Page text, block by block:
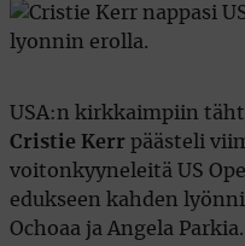
USA:n kirkkaimpiin
Cristie Kerr päästeli
voitonkyyneleitä US
edukseen kahden
Ochoaa ja Angela